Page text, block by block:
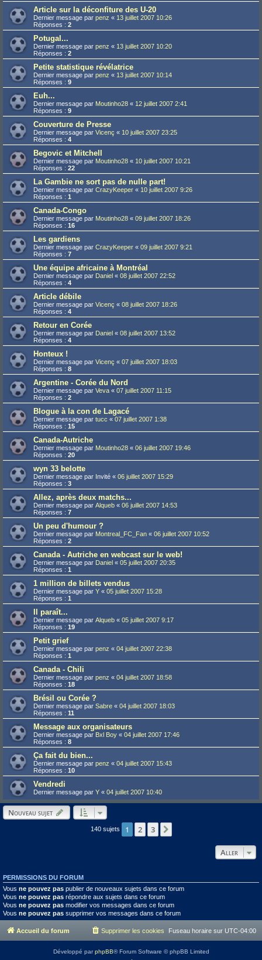
Article sur la déconfiture des U-20
Dernier message par penz « 13 juillet 2007 10:26
Réponses : 2
Potugal...
Dernier message par penz « 13 juillet 2007 10:20
Réponses : 2
Petite statistique révélatrice
Dernier message par penz « 13 juillet 2007 10:14
Réponses : 9
Euh...
Dernier message par Moutinho28 « 12 juillet 2007 2:41
Réponses : 9
Couverture de Presse
Dernier message par Vicenç « 10 juillet 2007 23:25
Réponses : 4
Begovic et Mitchell
Dernier message par Moutinho28 « 10 juillet 2007 10:21
Réponses : 22
La Gambie ne sort pas de nulle part!
Dernier message par CrazyKeeper « 10 juillet 2007 9:26
Réponses : 1
Canada-Congo
Dernier message par Moutinho28 « 09 juillet 2007 18:26
Réponses : 16
Les gardiens
Dernier message par CrazyKeeper « 09 juillet 2007 9:21
Réponses : 7
Une équipe africaine à Montréal
Dernier message par Daniel « 08 juillet 2007 22:52
Réponses : 4
Article débile
Dernier message par Vicenç « 08 juillet 2007 18:26
Réponses : 4
Retour en Corée
Dernier message par Daniel « 08 juillet 2007 13:52
Réponses : 4
Honteux !
Dernier message par Vicenç « 07 juillet 2007 18:03
Réponses : 8
Argentine - Corée du Nord
Dernier message par Veva « 07 juillet 2007 11:15
Réponses : 2
Blogue à la con de Lagacé
Dernier message par tucc « 07 juillet 2007 1:38
Réponses : 15
Canada-Autriche
Dernier message par Moutinho28 « 06 juillet 2007 19:46
Réponses : 20
wyn 33 belotte
Dernier message par Invité « 06 juillet 2007 15:29
Réponses : 3
Allez, après deux matchs...
Dernier message par Alqueb « 06 juillet 2007 14:53
Réponses : 7
Un peu d'humour ?
Dernier message par Montreal_FC_Fan « 06 juillet 2007 10:52
Réponses : 2
Canada - Autriche en webcast sur le web!
Dernier message par Daniel « 05 juillet 2007 20:35
Réponses : 1
1 million de billets vendus
Dernier message par Y « 05 juillet 2007 15:28
Réponses : 1
Il paraît...
Dernier message par Alqueb « 05 juillet 2007 9:17
Réponses : 19
Petit grief
Dernier message par penz « 04 juillet 2007 22:38
Réponses : 1
Canada - Chili
Dernier message par penz « 04 juillet 2007 18:58
Réponses : 18
Brésil ou Corée ?
Dernier message par Sabre « 04 juillet 2007 18:03
Réponses : 11
Message aux organisateurs
Dernier message par Bxl Boy « 04 juillet 2007 17:46
Réponses : 8
Ça fait du bien...
Dernier message par penz « 04 juillet 2007 15:43
Réponses : 10
Vendredi
Dernier message par Y « 04 juillet 2007 10:40
Nouveau sujet
140 sujets 1 2 3
Aller
PERMISSIONS DU FORUM
Vous ne pouvez pas publier de nouveaux sujets dans ce forum
Vous ne pouvez pas répondre aux sujets dans ce forum
Vous ne pouvez pas modifier vos messages dans ce forum
Vous ne pouvez pas supprimer vos messages dans ce forum
Accueil du forum Fuseau horaire sur UTC-04:00
Supprimer les cookies
Développé parphpBB® Forum Software © phpBB Limited